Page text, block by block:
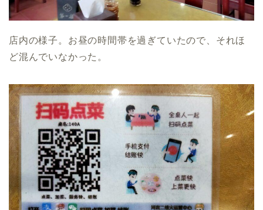
店内の様子。お昼の時間帯を過ぎていたので、それほ
ど混んでいなかった。